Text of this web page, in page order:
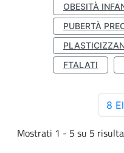
OBESITÀ
PUBERTÀ
FTALATI
8
Mostrati 1 - 5 su 5